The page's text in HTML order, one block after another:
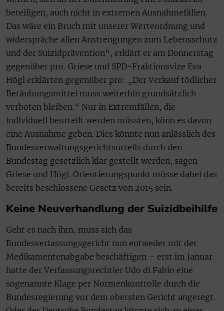
beteiligen, auch nicht in extremen Ausnahmefällen.
Das wäre ein Bruch mit unserer Werteordnung und
widerspräche allen Anstrengungen zum Lebensschutz
und der Suizidprävention“, erklärt er am Donnerstag
gegenüber pro. Griese und SPD-Fraktionsvize Eva
Högl erklärten gegenüber pro: „Der Verkauf tödlicher
Betäubungsmittel muss weiterhin grundsätzlich
verboten bleiben.“ Nur in Extremfällen, die
individuell beurteilt werden müssten, könn es davon
eine Ausnahme geben. Dies könnte nun anlässlich des
Bundesverwaltungsgerichtsurteils durch den
Bundestag gesetzlich klar gestellt werden, sagen
Griese und Högl. Orientierungspunkt müsse dabei das
bereits beschlossene Gesetz von 2015 sein.
Keine Neuverhandlung der Suizidbeihilfe
Geht es nach ihm, muss sich das
Bundesverfassungsgericht nun entweder mit der
Medikamentenabgabe beschäftigen – erst im Januar
hatte der Verfassungsrechtler Udo di Fabio eine
sogenannte Klage per Normenkontrolle durch die
Bundesregierung vor dem obersten Gericht angeregt.